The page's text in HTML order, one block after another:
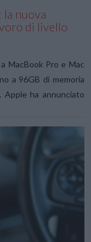
nuova
di livello
MacBook Pro e Mac
a 96GB di memoria
Apple ha annunciato